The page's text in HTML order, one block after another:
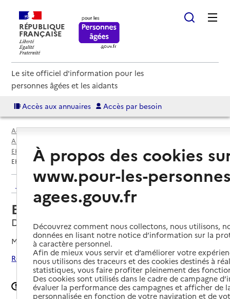
RÉPUBLIQUE
FRANÇAISE
Le site officiel d'information pour les
personnes âgées et les aidants
Accès aux annuaires Accès par besoin
Accueil
Espace annuaire
Annuaire EHPAD et maisons de retraite
EHPAD par département
Isère (38)
EHPAD Arcadie
Retour aux résultats de l'annuaire
EHPAD Arcadie
Domène, ISERE
Mis à jour le12/06/2026
Rechercher les établissements autour de Domène
Signaler une erreur
À propos des cookies
www.pour-les-
agees.gouv.fr
Découvrez comment nous collectons, nous utilisons,
données en lisant notre notice d’information sur la
à caractère personnel.
Afin de mieux vous servir et d’améliorer votre
nous utilisons des traceurs et des cookies destinés à
statistiques, vous faire profiter pleinement des
Des cookies sont utilisés dans le cadre de campagne
évaluer la performance des campagnes et afficher de
personnalisée en fonction de votre navigation et de